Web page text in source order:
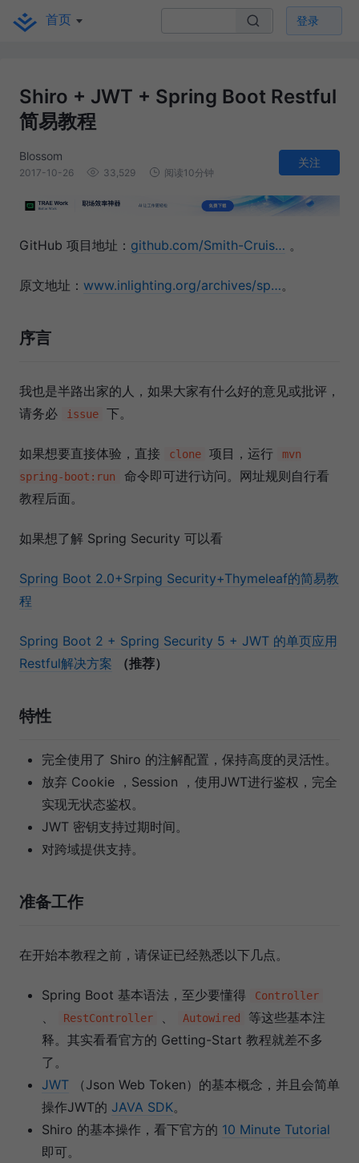
首页 登录
Shiro + JWT + Spring Boot Restful
简易教程
Blossom
2017-10-26 33,529 阅读10分钟
关注
GitHub 项目地址： github.com/Smith-Cruis… 。
原文地址： www.inlighting.org/archives/sp…。
序言
我也是半路出家的人，如果大家有什么好的意见或批评，
请务必
issue 下。
如果想要直接体验，直接 clone 项目，运行
mvn
spring-boot:run
命令即可进行访问。网址规则自行看
教程后面。
如果想了解 Spring Security 可以看
Spring Boot 2.0+Srping Security+Thymeleaf的简易教
程
Spring Boot 2 + Spring Security 5 + JWT 的单页应用
Restful解决方案
（推荐）
特性
完全使用了 Shiro 的注解配置，保持高度的灵活性。
放弃 Cookie ，Session ，使用JWT进行鉴权，完全
实现无状态鉴权。
JWT 密钥支持过期时间。
对跨域提供支持。
准备工作
在开始本教程之前，请保证已经熟悉以下几点。
Spring Boot 基本语法，至少要懂得 Controller
、 RestController 、 Autowired
等这些基本注
释。其实看看官方的 Getting-Start 教程就差不多
了。
JWT （Json Web Token）的基本概念，并且会简单
操作JWT的 JAVA SDK。
Shiro 的基本操作，看下官方的 10 Minute Tutorial
即可。